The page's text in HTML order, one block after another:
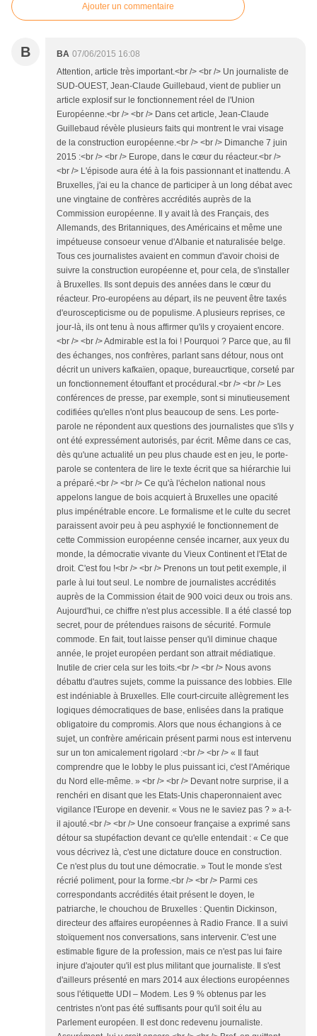
Ajouter un commentaire
B BA 07/06/2015 16:08
Attention, article très important.<br /> <br /> Un journaliste de
SUD-OUEST, Jean-Claude Guillebaud, vient de publier un
article explosif sur le fonctionnement réel de l'Union
Européenne.<br /> <br /> Dans cet article, Jean-Claude
Guillebaud révèle plusieurs faits qui montrent le vrai visage
de la construction européenne.<br /> <br /> Dimanche 7 juin
2015 :<br /> <br /> Europe, dans le cœur du réacteur.<br />
<br /> L'épisode aura été à la fois passionnant et inattendu. A
Bruxelles, j'ai eu la chance de participer à un long débat avec
une vingtaine de confrères accrédités auprès de la
Commission européenne. Il y avait là des Français, des
Allemands, des Britanniques, des Américains et même une
impétueuse consoeur venue d'Albanie et naturalisée belge.
Tous ces journalistes avaient en commun d'avoir choisi de
suivre la construction européenne et, pour cela, de s'installer
à Bruxelles. Ils sont depuis des années dans le cœur du
réacteur. Pro-européens au départ, ils ne peuvent être taxés
d'euroscepticisme ou de populisme. A plusieurs reprises, ce
jour-là, ils ont tenu à nous affirmer qu'ils y croyaient encore.
<br /> <br /> Admirable est la foi ! Pourquoi ? Parce que, au fil
des échanges, nos confrères, parlant sans détour, nous ont
décrit un univers kafkaïen, opaque, bureaucrtique, corseté par
un fonctionnement étouffant et procédural.<br /> <br /> Les
conférences de presse, par exemple, sont si minutieusement
codifiées qu'elles n'ont plus beaucoup de sens. Les porte-
parole ne répondent aux questions des journalistes que s'ils y
ont été expressément autorisés, par écrit. Même dans ce cas,
dès qu'une actualité un peu plus chaude est en jeu, le porte-
parole se contentera de lire le texte écrit que sa hiérarchie lui
a préparé.<br /> <br /> Ce qu'à l'échelon national nous
appelons langue de bois acquiert à Bruxelles une opacité
plus impénétrable encore. Le formalisme et le culte du secret
paraissent avoir peu à peu asphyxié le fonctionnement de
cette Commission européenne censée incarner, aux yeux du
monde, la démocratie vivante du Vieux Continent et l'Etat de
droit. C'est fou !<br /> <br /> Prenons un tout petit exemple, il
parle à lui tout seul. Le nombre de journalistes accrédités
auprès de la Commission était de 900 voici deux ou trois ans.
Aujourd'hui, ce chiffre n'est plus accessible. Il a été classé top
secret, pour de prétendues raisons de sécurité. Formule
commode. En fait, tout laisse penser qu'il diminue chaque
année, le projet européen perdant son attrait médiatique.
Inutile de crier cela sur les toits.<br /> <br /> Nous avons
débattu d'autres sujets, comme la puissance des lobbies. Elle
est indéniable à Bruxelles. Elle court-circuite allègrement les
logiques démocratiques de base, enlisées dans la pratique
obligatoire du compromis. Alors que nous échangions à ce
sujet, un confrère américain présent parmi nous est intervenu
sur un ton amicalement rigolard :<br /> <br /> « Il faut
comprendre que le lobby le plus puissant ici, c'est l'Amérique
du Nord elle-même. » <br /> <br /> Devant notre surprise, il a
renchéri en disant que les Etats-Unis chaperonnaient avec
vigilance l'Europe en devenir. « Vous ne le saviez pas ? » a-t-
il ajouté.<br /> <br /> Une consoeur française a exprimé sans
détour sa stupéfaction devant ce qu'elle entendait : « Ce que
vous décrivez là, c'est une dictature douce en construction.
Ce n'est plus du tout une démocratie. » Tout le monde s'est
récrié poliment, pour la forme.<br /> <br /> Parmi ces
correspondants accrédités était présent le doyen, le
patriarche, le chouchou de Bruxelles : Quentin Dickinson,
directeur des affaires européennes à Radio France. Il a suivi
stoïquement nos conversations, sans intervenir. C'est une
estimable figure de la profession, mais ce n'est pas lui faire
injure d'ajouter qu'il est plus militant que journaliste. Il s'est
d'ailleurs présenté en mars 2014 aux élections européennes
sous l'étiquette UDI – Modem. Les 9 % obtenus par les
centristes n'ont pas été suffisants pour qu'il soit élu au
Parlement européen. Il est donc redevenu journaliste.